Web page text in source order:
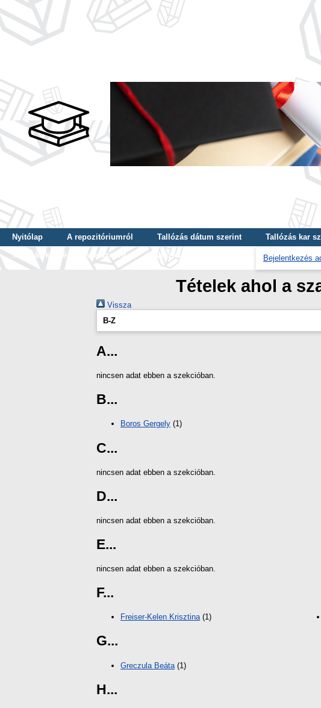
Nyitólap A repozitóriumról Tallózás dátum szerint Tallózás kar
Tallózás képzés szintje szerint
Tallózás kulcsszó szerint Bejelentkezés
Tételek ahol a
Vissza
B-Z
A...
nincsen adat ebben a szekcióban.
B...
Boros Gergely (1)
C...
nincsen adat ebben a szekcióban.
D...
nincsen adat ebben a szekcióban.
E...
nincsen adat ebben a szekcióban.
F...
Freiser-Kelen Krisztina(1)
G...
Greczula Beáta (1)
H...